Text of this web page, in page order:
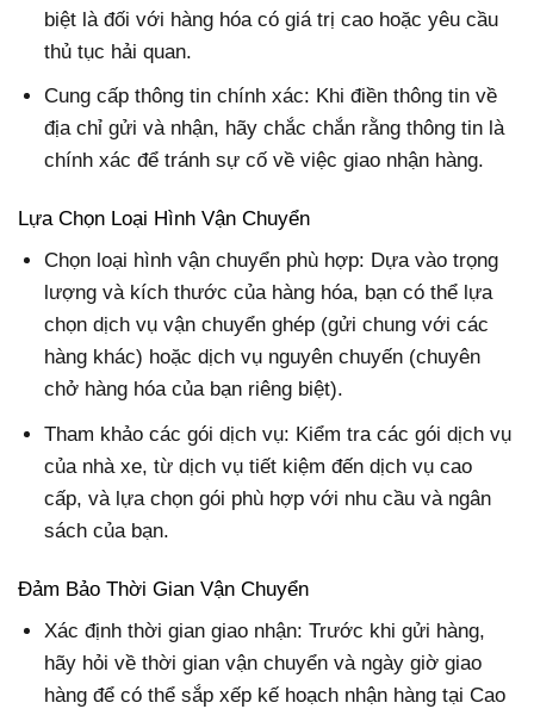
biệt là đối với hàng hóa có giá trị cao hoặc yêu cầu
thủ tục hải quan.
Cung cấp thông tin chính xác: Khi điền thông tin về
địa chỉ gửi và nhận, hãy chắc chắn rằng thông tin là
chính xác để tránh sự cố về việc giao nhận hàng.
Lựa Chọn Loại Hình Vận Chuyển
Chọn loại hình vận chuyển phù hợp: Dựa vào trọng
lượng và kích thước của hàng hóa, bạn có thể lựa
chọn dịch vụ vận chuyển ghép (gửi chung với các
hàng khác) hoặc dịch vụ nguyên chuyến (chuyên
chở hàng hóa của bạn riêng biệt).
Tham khảo các gói dịch vụ: Kiểm tra các gói dịch vụ
của nhà xe, từ dịch vụ tiết kiệm đến dịch vụ cao
cấp, và lựa chọn gói phù hợp với nhu cầu và ngân
sách của bạn.
Đảm Bảo Thời Gian Vận Chuyển
Xác định thời gian giao nhận: Trước khi gửi hàng,
hãy hỏi về thời gian vận chuyển và ngày giờ giao
hàng để có thể sắp xếp kế hoạch nhận hàng tại Cao